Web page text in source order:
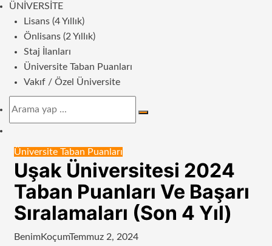
ÜNIVERSITE
Lisans (4 Yıllık)
Önlisans (2 Yıllık)
Staj İlanları
Üniversite Taban Puanları
Vakıf / Özel Üniversite
Arama
görünümü
Üniversite Taban Puanları
Uşak Üniversitesi 2024
Taban Puanları Ve Başarı
Sıralamaları (Son 4 Yıl)
BenimKoçumTemmuz 2, 2024